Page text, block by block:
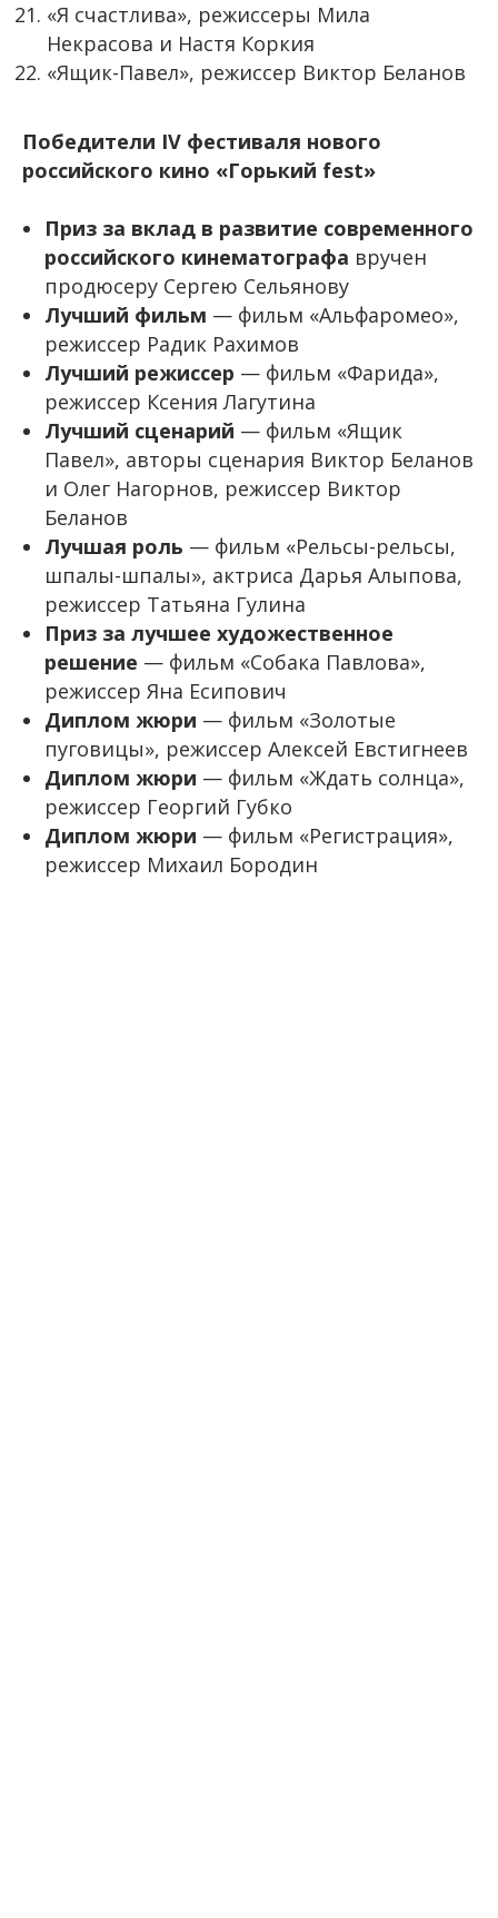
«Я счастлива», режиссеры Мила
Некрасова и Настя Коркия
«Ящик-Павел», режиссер Виктор Беланов
Победители IV фестиваля нового
российского кино «Горький fest»
Приз за вклад в развитие современного
российского кинематографа вручен
продюсеру Сергею Сельянову
Лучший фильм — фильм «Альфаромео»,
режиссер Радик Рахимов
Лучший режиссер — фильм «Фарида»,
режиссер Ксения Лагутина
Лучший сценарий — фильм «Ящик
Павел», авторы сценария Виктор Беланов
и Олег Нагорнов, режиссер Виктор
Беланов
Лучшая роль — фильм «Рельсы-рельсы,
шпалы-шпалы», актриса Дарья Алыпова,
режиссер Татьяна Гулина
Приз за лучшее художественное
решение — фильм «Собака Павлова»,
режиссер Яна Есипович
Диплом жюри — фильм «Золотые
пуговицы», режиссер Алексей Евстигнеев
Диплом жюри — фильм «Ждать солнца»,
режиссер Георгий Губко
Диплом жюри — фильм «Регистрация»,
режиссер Михаил Бородин